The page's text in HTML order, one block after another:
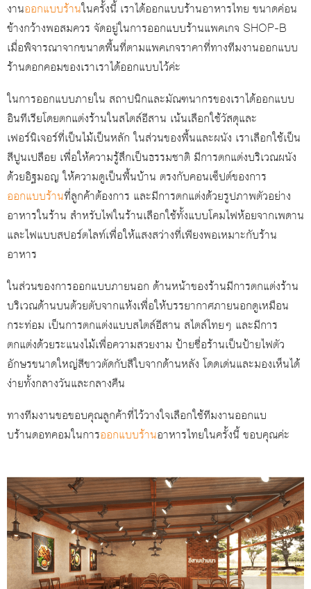
งานออกแบบร้านในครั้งนี้ เราได้ออกแบบร้านอาหารไทย ขนาดค่อน
ข้างกว้างพอสมควร จัดอยู่ในการออกแบบร้านแพคเกจ SHOP-B
เมื่อพิจารณาจากขนาดพื้นที่ตามแพคเกจราคาที่ทางทีมงานออกแบบ
ร้านดอกคอมของเราเราได้ออกแบบไว้ค่ะ
ในการออกแบบภายใน สถาปนิกและมัณฑนากรของเราได้ออกแบบ
อินทีเรียโดยตกแต่งร้านในสไตล์อีสาน เน้นเลือกใช้วัสดุและ
เฟอร์นิเจอร์ที่เป็นไม้เป็นหลัก ในส่วนของพื้นและผนัง เราเลือกใช้เป็น
สีปูนเปลือย เพื่อให้ความรู้สึกเป็นธรรมชาติ มีการตกแต่งบริเวณผนัง
ด้วยอิฐมอญ ให้ความดูเป็นพื้นบ้าน ตรงกับคอนเซ็ปต์ของการ
ออกแบบร้านที่ลูกค้าต้องการ และมีการตกแต่งด้วยรูปภาพตัวอย่าง
อาหารในร้าน สำหรับไฟในร้านเลือกใช้ทั้งแบบโคมไฟห้อยจากเพดาน
และไฟแบบสปอร์ตไลท์เพื่อให้แสงสว่างที่เพียงพอเหมาะกับร้าน
อาหาร
ในส่วนของการออกแบบภายนอก ด้านหน้าของร้านมีการตกแต่งร้าน
บริเวณด้านบนต้วยตับจากแห้งเพื่อให้บรรยากาศภายนอกดูเหมือน
กระท่อม เป็นการตกแต่งแบบสไตล์อีสาน สไตล์ไทยๆ และมีการ
ตกแต่งด้วยระแนงไม้เพื่อความสวยงาม ป้ายชื่อร้านเป็นป้ายไฟตัว
อักษรขนาดใหญ่สีขาวตัดกับสีใบจากด้านหลัง โดดเด่นและมองเห็นได้
ง่ายทั้งกลางวันและกลางคืน
ทางทีมงานขอขอบคุณลูกค้าที่ไว้วางใจเลือกใช้ทีมงานออกแบ
บร้านดอทคอมในการออกแบบร้านอาหารไทยในครั้งนี้ ขอบคุณค่ะ